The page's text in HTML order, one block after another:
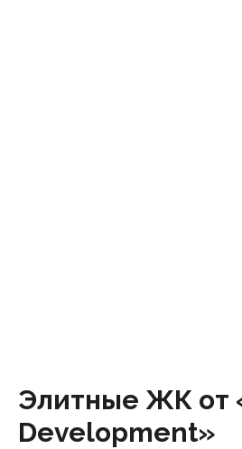
Элитные ЖК от
Development»